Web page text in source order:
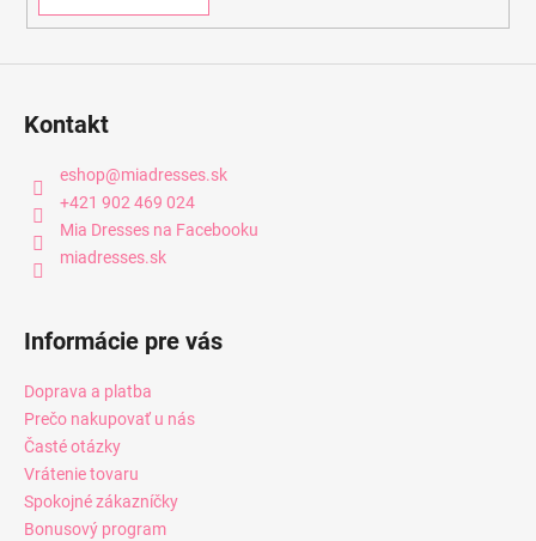
Kontakt
eshop@miadresses.sk
+421 902 469 024
Mia Dresses na Facebooku
miadresses.sk
Informácie pre vás
Doprava a platba
Prečo nakupovať u nás
Časté otázky
Vrátenie tovaru
Spokojné zákazníčky
Bonusový program